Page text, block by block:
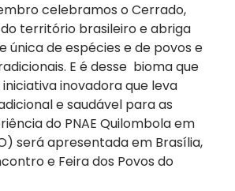
celebramos o Cerrado,
território brasileiro e abriga
única de espécies e de povos e
E é desse bioma que
inovadora que leva
e saudável para as
do PNAE Quilombola em
será apresentada em Brasília,
e Feira dos Povos do